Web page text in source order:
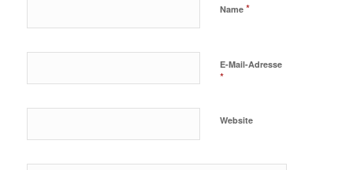
Name *
E-Mail-Adresse
*
Website